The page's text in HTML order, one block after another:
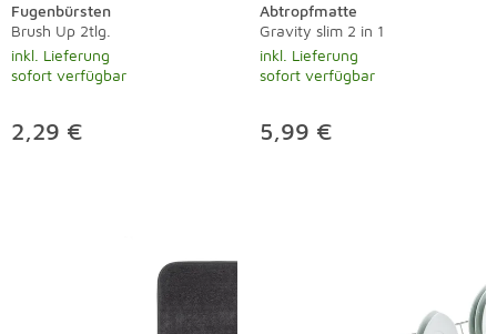
Fugenbürsten
Brush Up 2tlg.
inkl. Lieferung
sofort verfügbar
2,29 €
Abtropfmatte
Gravity slim 2 in 1
inkl. Lieferung
sofort verfügbar
5,99 €